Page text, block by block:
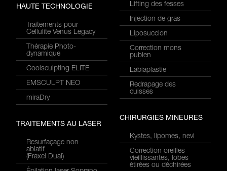
HAUTE TECHNOLOGIE
Traitements pour
Cellulite Venus Legacy
Thérapie Photo-
dynamique
Coolsculpting ELITE
EMSCULPT NEO
miraDry
TRAITEMENTS AU LASER
Resurfaçage non
ablatif
(Fraxel Dual)
Lifting des fesses
Injection de gras
Liposuccion
Correction mons
pubien
Labiaplastie
Redrapage des
cuisses
CHIRURGIES MINEURES
Kystes, lipomes, nevi
Correction oreilles
vieillissantes, lobes
étirées ou déchirées